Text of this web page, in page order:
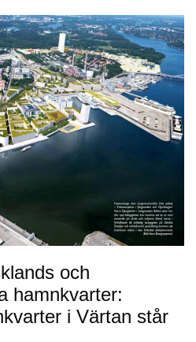
och
hamnkvarter:
i Värtan står